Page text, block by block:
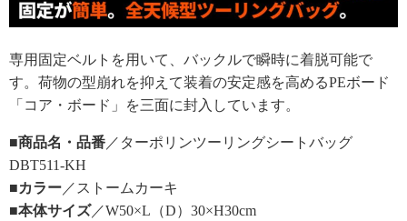
専用固定ベルトを用いて、バックルで瞬時に着脱可能で
す。荷物の型崩れを抑えて装着の安定感を高めるPEボード
「コア・ボード」を三面に封入しています。
■商品名・品番 ／ターポリンツーリングシートバッグ
DBT511-KH
■カラー ／ストームカーキ
■本体サイズ／W50×L（D）30×H30cm